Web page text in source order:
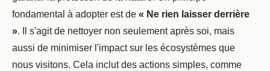
fondamental à adopter est de « Ne rien laisser derrière
». Il s'agit de nettoyer non seulement après soi, mais
aussi de minimiser l'impact sur les écosystèmes que
nous visitons. Cela inclut des actions simples, comme